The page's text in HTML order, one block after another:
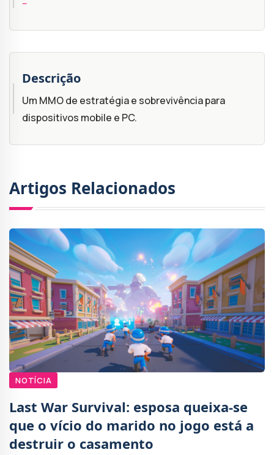
--
Descrição
Um MMO de estratégia e sobrevivência para
dispositivos mobile e PC.
Artigos Relacionados
NOTÍCIA
Last War Survival: esposa queixa-se
que o vício do marido no jogo está a
destruir o casamento